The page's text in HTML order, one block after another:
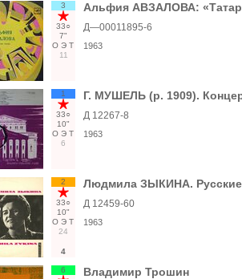
3
33○
7"
О Э Т
11
Альфия АВЗАЛОВА:
Д—00011895-6
1963
1
33○
10"
О Э Т
6
Г. МУШЕЛЬ (р. 1909).
Д 12267-8
1963
2
33○
10"
О Э Т
24
4
Людмила ЗЫКИНА. Русские
Д 12459-60
1963
6 Владимир Трошин